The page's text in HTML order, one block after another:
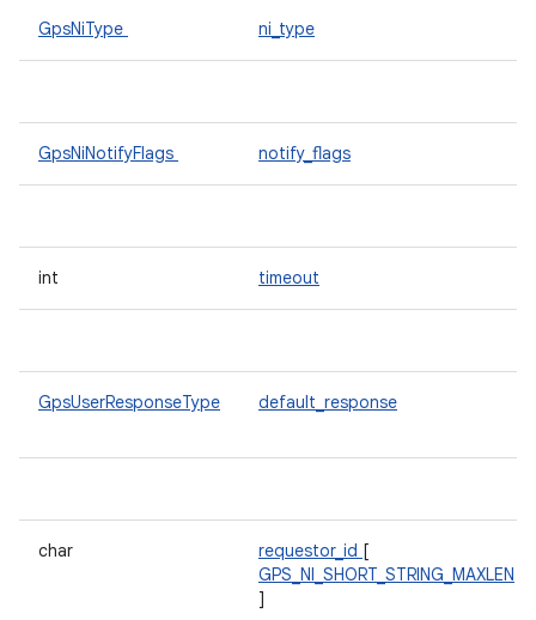
GpsNiType ni_type
GpsNiNotifyFlags notify_flags
int timeout
GpsUserResponseType default_response
char requestor_id [
GPS_NI_SHORT_STRING_MAXLEN
]